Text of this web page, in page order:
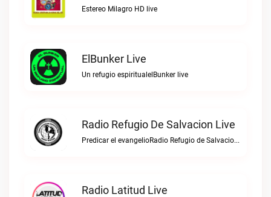
Estereo Milagro HD live
ElBunker Live
Un refugio espiritualelBunker live
Radio Refugio De Salvacion Live
Predicar el evangelioRadio Refugio de Salvacion live
Radio Latitud Live